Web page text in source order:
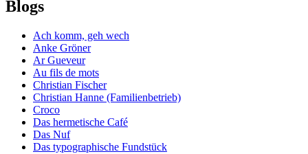
Blogs
Ach komm, geh wech
Anke Gröner
Ar Gueveur
Au fils de mots
Christian Fischer
Christian Hanne (Familienbetrieb)
Croco
Das hermetische Café
Das Nuf
Das typographische Fundstück